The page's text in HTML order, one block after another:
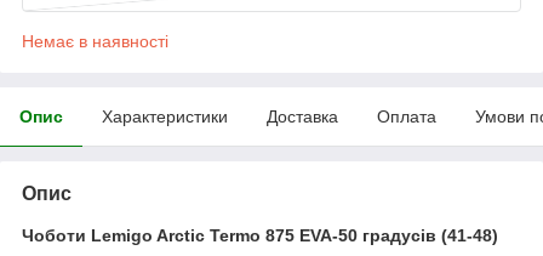
Немає в наявності
Опис Характеристики Доставка Оплата Умови
Опис
Чоботи Lemigo Arctic Termo 875 EVA-50 градусів (41-48)